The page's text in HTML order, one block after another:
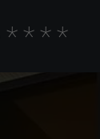
****